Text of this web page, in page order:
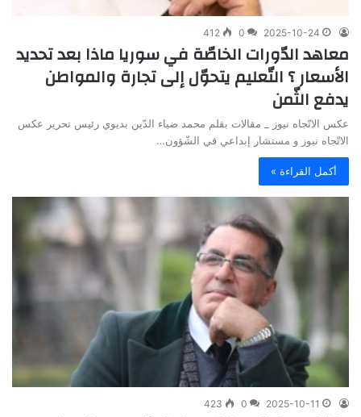
2025-10-24
0
412
معاهد الدّورات الخاصّة في سوريا ماذا بعد تحديد
الأسعار ؟ التّعليم يتحوّل إلى تجارة والمواطن
يدفع الثّمن
عكس الاتّجاه نيوز _ مقالات بقلم محمد ضياء الدّين بديوي رئيس تحرير عكس
الاتّجاه نيوز و مستشار إبداعي في الشّؤون…
أكمل القراءة »
2025-10-11
0
423